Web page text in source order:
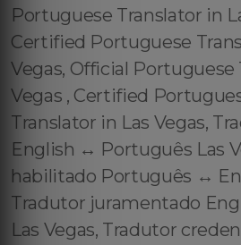
Portuguese Translator in
Certified Portuguese
Vegas, Official Portuguese
Vegas , Certified
Translator in Las Vegas,
English ↔️ Português Las
habilitado Português ↔️
Tradutor juramentado
Las Vegas, Tradutor